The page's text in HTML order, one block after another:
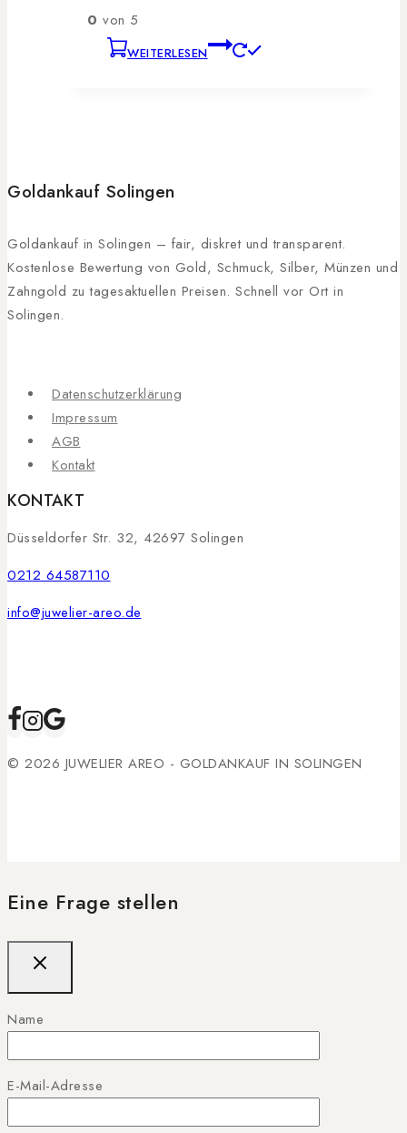
0 von 5
WEITERLESEN
Goldankauf Solingen
Goldankauf in Solingen – fair, diskret und transparent.
Kostenlose Bewertung von Gold, Schmuck, Silber, Münzen und
Zahngold zu tagesaktuellen Preisen. Schnell vor Ort in
Solingen.
Datenschutzerklärung
Impressum
AGB
Kontakt
KONTAKT
Düsseldorfer Str. 32, 42697 Solingen
0212 64587110
info@juwelier-areo.de
© 2026 JUWELIER AREO - GOLDANKAUF IN SOLINGEN
Eine Frage stellen
Name
E-Mail-Adresse